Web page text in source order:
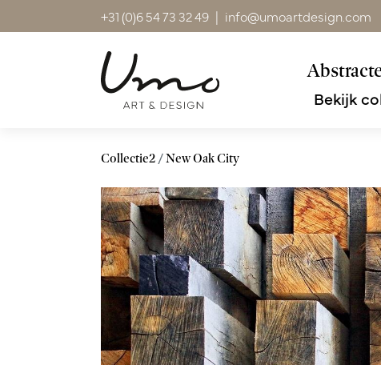
+31 (0)6 54 73 32 49 | info@umoartdesign.com
Bekijk
Collectie2 New Oak City